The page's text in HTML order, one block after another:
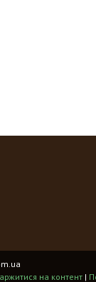
на контент |